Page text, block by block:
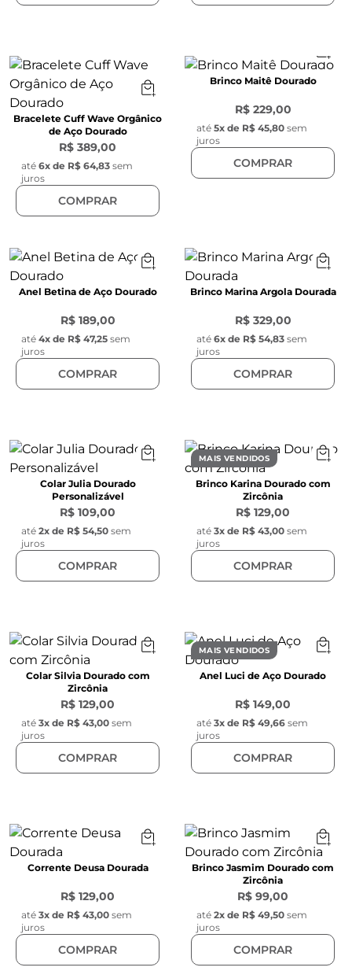
Bracelete Cuff Wave Orgânico
de Aço Dourado
R$ 389,00
até 6x de R$ 64,83 sem
juros
COMPRAR
Brinco Maitê Dourado
R$ 229,00
até 5x de R$ 45,80 sem
juros
COMPRAR
Anel Betina de Aço Dourado
R$ 189,00
até 4x de R$ 47,25 sem
juros
COMPRAR
Brinco Marina Argola Dourada
R$ 329,00
até 6x de R$ 54,83 sem
juros
COMPRAR
Colar Julia Dourado
Personalizável
R$ 109,00
até 2x de R$ 54,50 sem
juros
COMPRAR
MAIS VENDIDOS
Brinco Karina Dourado com
Zircônia
R$ 129,00
até 3x de R$ 43,00 sem
juros
COMPRAR
Colar Silvia Dourado com
Zircônia
R$ 129,00
até 3x de R$ 43,00 sem
juros
COMPRAR
MAIS VENDIDOS
Anel Luci de Aço Dourado
R$ 149,00
até 3x de R$ 49,66 sem
juros
COMPRAR
Corrente Deusa Dourada
R$ 129,00
até 3x de R$ 43,00 sem
juros
COMPRAR
Brinco Jasmim Dourado com
Zircônia
R$ 99,00
até 2x de R$ 49,50 sem
juros
COMPRAR